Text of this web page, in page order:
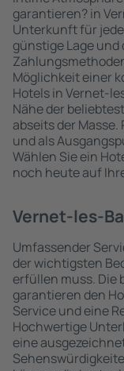
garantieren? in
Unterkunft für
günstige Lage und
Möglichkeit einer
Hotels in Vernet-
Nähe der
abseits der
und als
Wählen Sie ein
noch heute auf
Vernet-les-
Umfassender
der wichtigsten
erfüllen muss. Die
garantieren den
Service und eine
Hochwertige
eine